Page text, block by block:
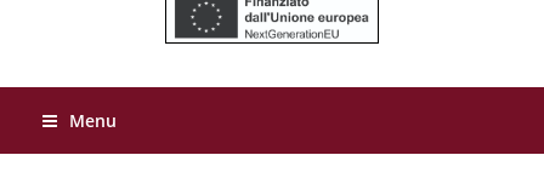
Menu